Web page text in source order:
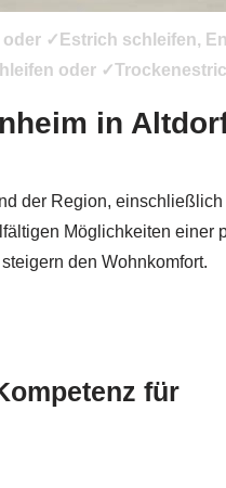
✓Estrich schleifen,
oder
in
der Region,
Möglichkeiten
den Wohnkomfort.
für